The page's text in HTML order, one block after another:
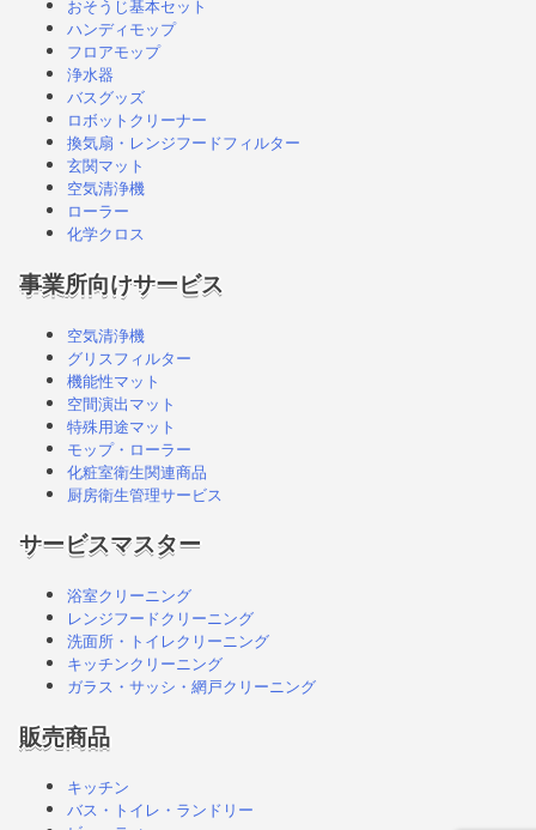
おそうじ基本セット
ハンディモップ
フロアモップ
浄水器
バスグッズ
ロボットクリーナー
換気扇・レンジフードフィルター
玄関マット
空気清浄機
ローラー
化学クロス
事業所向けサービス
空気清浄機
グリスフィルター
機能性マット
空間演出マット
特殊用途マット
モップ・ローラー
化粧室衛生関連商品
厨房衛生管理サービス
サービスマスター
浴室クリーニング
レンジフードクリーニング
洗面所・トイレクリーニング
キッチンクリーニング
ガラス・サッシ・網戸クリーニング
販売商品
キッチン
バス・トイレ・ランドリー